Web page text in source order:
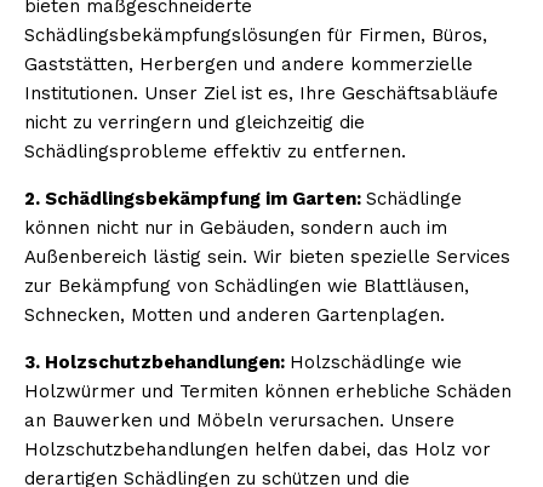
bieten maßgeschneiderte
Schädlingsbekämpfungslösungen für Firmen, Büros,
Gaststätten, Herbergen und andere kommerzielle
Institutionen. Unser Ziel ist es, Ihre Geschäftsabläufe
nicht zu verringern und gleichzeitig die
Schädlingsprobleme effektiv zu entfernen.
2. Schädlingsbekämpfung im Garten: Schädlinge
können nicht nur in Gebäuden, sondern auch im
Außenbereich lästig sein. Wir bieten spezielle Services
zur Bekämpfung von Schädlingen wie Blattläusen,
Schnecken, Motten und anderen Gartenplagen.
3. Holzschutzbehandlungen: Holzschädlinge wie
Holzwürmer und Termiten können erhebliche Schäden
an Bauwerken und Möbeln verursachen. Unsere
Holzschutzbehandlungen helfen dabei, das Holz vor
derartigen Schädlingen zu schützen und die